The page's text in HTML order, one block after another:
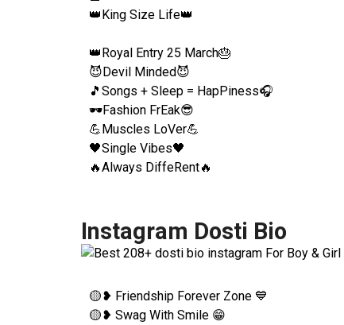
👑King Size Life👑
👑Royal Entry 25 March🎂
😈Devil Minded😈
🎵Songs + Sleep = HapPiness🎧
🕶Fashion FrEak😎
💪Muscles LoVer💪
🖤Single Vibes🖤
🔥Always DiffeRent🔥
Instagram Dosti Bio
🟡❥ Friendship Forever Zone 💙
🟡❥ Swag With Smile 😁